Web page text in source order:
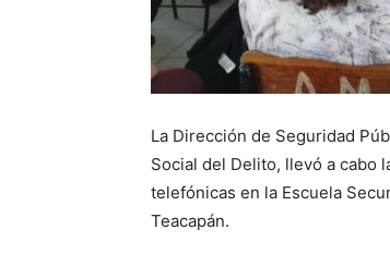
La Dirección de Seguridad
Social del Delito, llevó a cabo
telefónicas en la Escuela
Teacapán.